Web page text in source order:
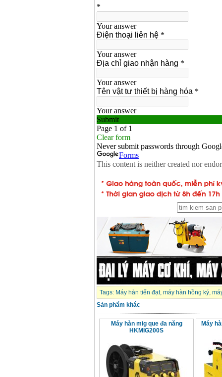
Tags: Máy hàn tiến đạt, máy hàn hồng ký,
Sản phẩm khác
Máy hàn mig que đa năng
HKMIG200S
Máy